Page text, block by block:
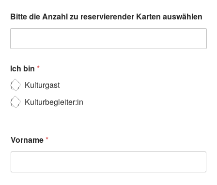
Bitte die Anzahl zu reservierender Karten auswählen
Ich bin *
Kulturgast
Kulturbegleiter:in
Vorname*